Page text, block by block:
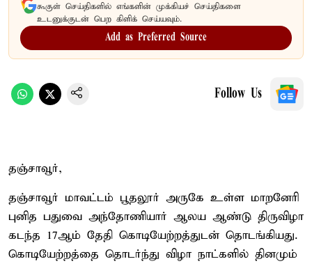
கூகுள் செய்திகளில் எங்களின் முக்கியச் செய்திகளை
உடனுக்குடன் பெற கிளிக் செய்யவும்.
Add as Preferred Source
Follow Us
தஞ்சாவூர்,
தஞ்சாவூர் மாவட்டம் பூதலூர் அருகே உள்ள மாறனேரி
புனித பதுவை அந்தோணியார் ஆலய ஆண்டு திருவிழா
கடந்த 17ஆம் தேதி கொடியேற்றத்துடன் தொடங்கியது.
கொடியேற்றத்தை தொடர்ந்து விழா நாட்களில் தினமும்